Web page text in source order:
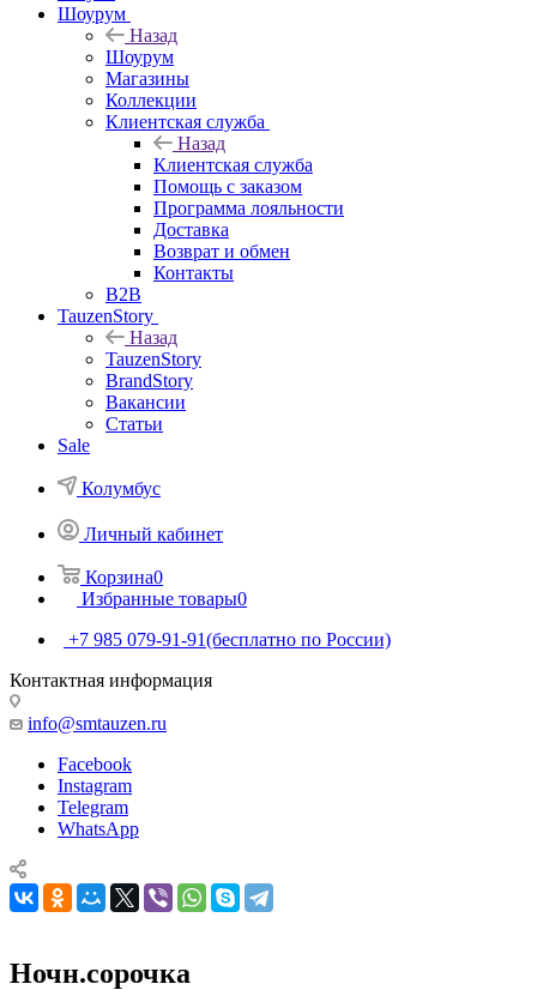
Шоурум
Назад
Шоурум
Магазины
Коллекции
Клиентская служба
Назад
Клиентская служба
Помощь с заказом
Программа лояльности
Доставка
Возврат и обмен
Контакты
B2B
TauzenStory
Назад
TauzenStory
BrandStory
Вакансии
Статьи
Sale
Колумбус
Личный кабинет
Корзина0
Избранные товары0
+7 985 079-91-91(бесплатно по России)
Контактная информация
info@smtauzen.ru
Facebook
Instagram
Telegram
WhatsApp
Ночн.сорочка